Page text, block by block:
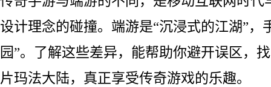
设计理念的碰撞。端游是“沉浸式的江湖”，
园”。了解这些差异，能帮助你避开误区，
片玛法大陆，真正享受传奇游戏的乐趣。